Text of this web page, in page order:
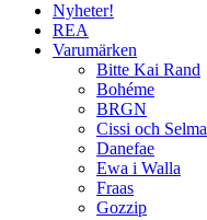
Nyheter!
REA
Varumärken
Bitte Kai Rand
Bohéme
BRGN
Cissi och Selma
Danefae
Ewa i Walla
Fraas
Gozzip